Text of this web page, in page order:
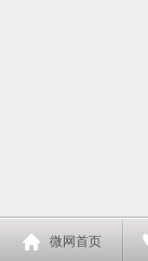
微网首页